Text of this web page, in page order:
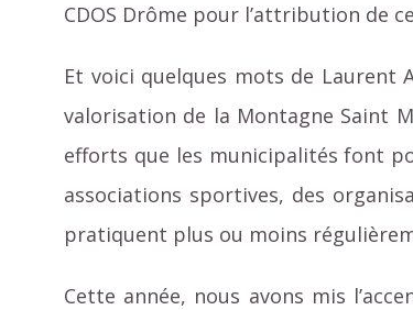
CDOS Drôme pour l’attribution de
Et voici quelques mots de Laurent
valorisation de la Montagne Saint
efforts que les municipalités font
associations sportives, des
pratiquent plus ou moins
Cette année, nous avons mis